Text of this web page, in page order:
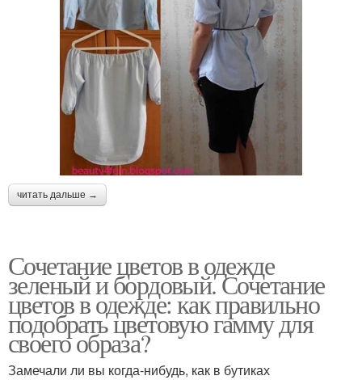
читать дальше →
Сочетание цветов в одежде
зеленый и бордовый. Сочетание
цветов в одежде: как правильно
подобрать цветовую гамму для
своего образа?
Замечали ли вы когда-нибудь, как в бутиках